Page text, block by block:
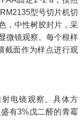
型号切片机切
，中性树胶封片，采
微镜观察。每个根样
截面作为样点进行观
射电镜观察。具体方
有3%戊二醛的青霉